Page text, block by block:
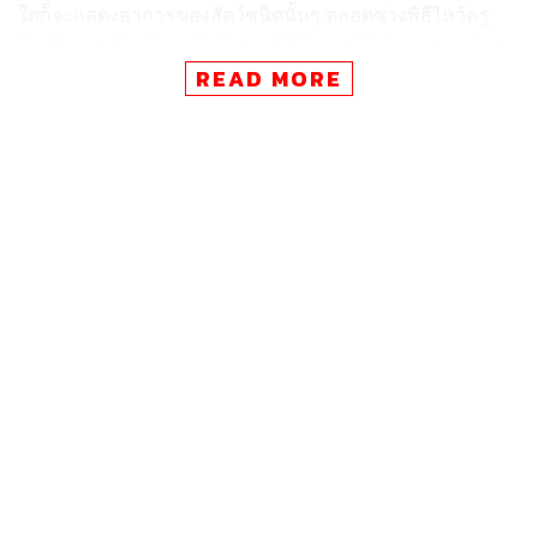
มีคติความเชื่อว่า ‘คนที่มีอาการของขึ้น’ ส่วนใหญ่มักเกิดกับ
คนที่มีความเลื่อมใส จิตใจตั้งมั่นยึดมั่นในครูบาอาจารย์ และ
READ MORE